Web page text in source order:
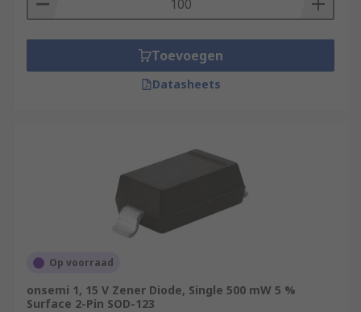
Toevoegen
Datasheets
Op voorraad
onsemi 1, 15 V Zener Diode, Single 500 mW 5 %
Surface 2-Pin SOD-123